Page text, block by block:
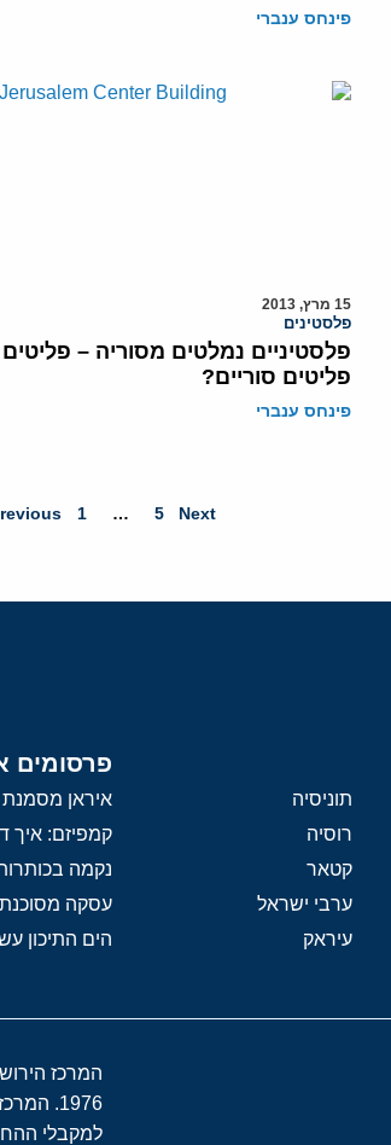
פינחס ענברי
15 מרץ, 2013
פלסטינים
פלסטיניים נמלטים מסוריה – פליטים
פליטים סוריים?
פינחס ענברי
1 … 5 Next
תוניסיה
רוסיה
קטאר
ערבי ישראל
עיראק
פרסומים
איראן מסמנת
קמפיזם: איך
נקמה
עסקה
הים התיכון
המרכז
1976.
למקבלי